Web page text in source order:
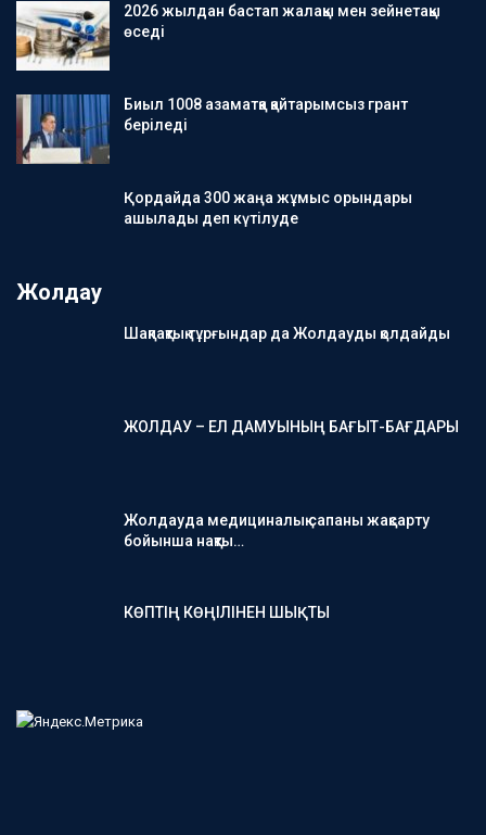
2026 жылдан бастап жалақы мен зейнетақы
өседі
Биыл 1008 азаматқа қайтарымсыз грант
беріледі
Қордайда 300 жаңа жұмыс орындары
ашылады деп күтілуде
Жолдау
Шақпақтық тұрғындар да Жолдауды қолдайды
ЖОЛДАУ – ЕЛ ДАМУЫНЫҢ БАҒЫТ-БАҒДАРЫ
Жолдауда медициналық сапаны жақсарту
бойынша нақты…
КӨПТІҢ КӨҢІЛІНЕН ШЫҚТЫ